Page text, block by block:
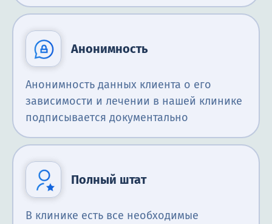
Анонимность
Анонимность данных клиента о его
зависимости и лечении в нашей клинике
подписывается документально
Полный штат
В клинике есть все необходимые